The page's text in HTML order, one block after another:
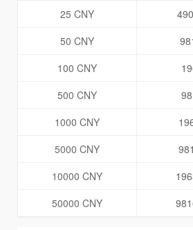
25 CNY
50 CNY
100 CNY
500 CNY
1000 CNY
5000 CNY
10000 CNY
50000 CNY